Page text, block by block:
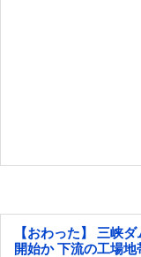
【おわった】 三峡
開始か 下流の工場